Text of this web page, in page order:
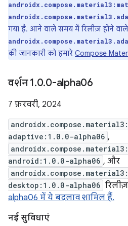
गया है. आने वाले समय में रिलीज़ होने
की जानकारी को हमारे Compose
वर्शन 1.0.0-alpha06
7 फ़रवरी, 2024
adaptive:1.0.0-alpha06 ,
android:1.0.0-alpha06 , और
desktop:1.0.0-alpha06
alpha06 में ये बदलाव शामिल हैं.
नई सुविधाएं